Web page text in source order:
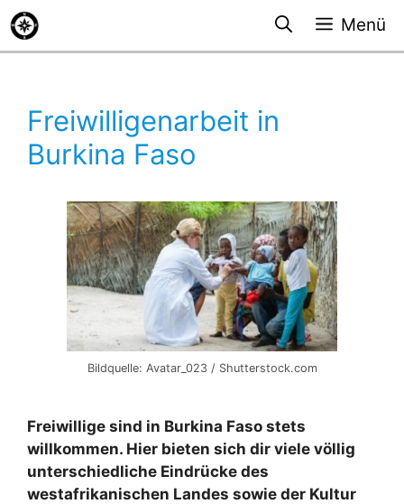
Zum
Inhalt
springen
Menü
Freiwilligenarbeit in
Burkina Faso
Bildquelle: Avatar_023 / Shutterstock.com
Freiwillige sind in Burkina Faso stets
willkommen. Hier bieten sich dir viele völlig
unterschiedliche Eindrücke des
westafrikanischen Landes sowie der Kultur